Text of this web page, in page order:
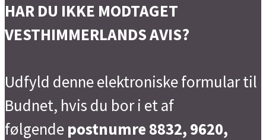
HAR DU IKKE MODTAGET
VESTHIMMERLANDS AVIS?
Udfyld denne elektroniske formular til
Budnet, hvis du bor i et af
følgende postnumre 8832, 9620,